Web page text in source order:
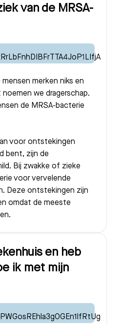
van de MRSA-
merken niks en
we dragerschap.
de MRSA-bacterie
voor ontstekingen
bent, zijn de
Bij zwakke of zieke
voor vervelende
Deze ontstekingen zijn
omdat de meeste
en heb
ik met mijn